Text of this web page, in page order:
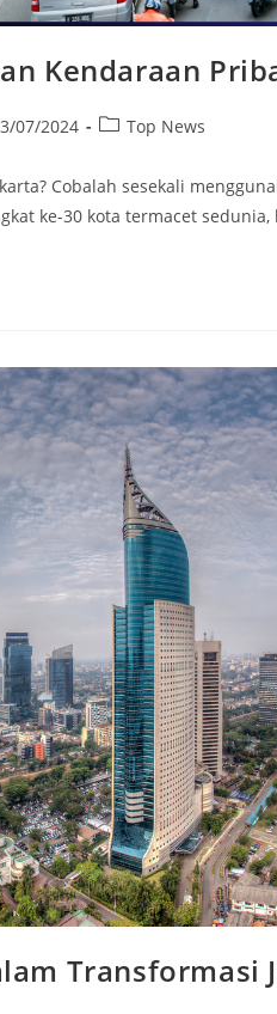
Kendaraan
07/2024 Top News
Cobalah sesekali
ke-30 kota termacet
Transformasi